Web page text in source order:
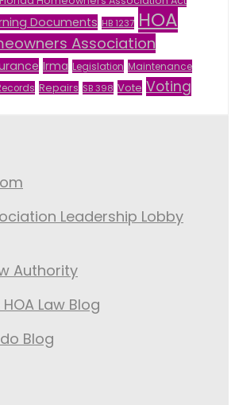
Documents HB 1237 HOA
Association
Irma Legislation Maintenance
Repairs SB 398 Vote Voting
Leadership Lobby
Authority
Law Blog
Blog